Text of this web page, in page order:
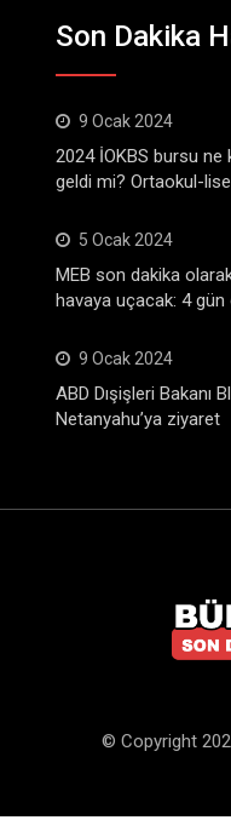
Son Dakika
9 Ocak 2024
2024 İOKBS bursu
geldi mi? Ortaokul-
5 Ocak 2024
MEB son dakika
havaya uçacak: 4
9 Ocak 2024
ABD Dışişleri Bakanı
Netanyahu’ya ziyaret
© Copyright